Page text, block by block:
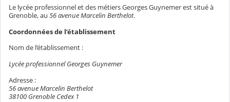
Le lycée professionnel et des métiers Georges Guynemer est situé à
Grenoble, au 56 avenue Marcelin Berthelot.
Coordonnées de l’établissement
Nom de l’établissement :
Lycée professionnel Georges Guynemer
Adresse :
56 avenue Marcelin Berthelot
38100 Grenoble Cedex 1